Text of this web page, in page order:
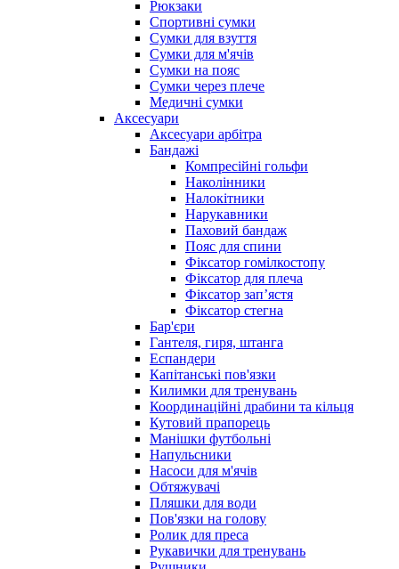
Рюкзаки
Спортивні сумки
Сумки для взуття
Сумки для м'ячів
Сумки на пояс
Сумки через плече
Медичні сумки
Аксесуари
Аксесуари арбітра
Бандажі
Компресійні гольфи
Наколінники
Налокітники
Нарукавники
Паховий бандаж
Пояс для спини
Фіксатор гомілкостопу
Фіксатор для плеча
Фіксатор запʼястя
Фіксатор стегна
Бар'єри
Гантеля, гиря, штанга
Еспандери
Капітанські пов'язки
Килимки для тренувань
Координаційні драбини та кільця
Кутовий прапорець
Манішки футбольні
Напульсники
Насоси для м'ячів
Обтяжувачі
Пляшки для води
Пов'язки на голову
Ролик для преса
Рукавички для тренувань